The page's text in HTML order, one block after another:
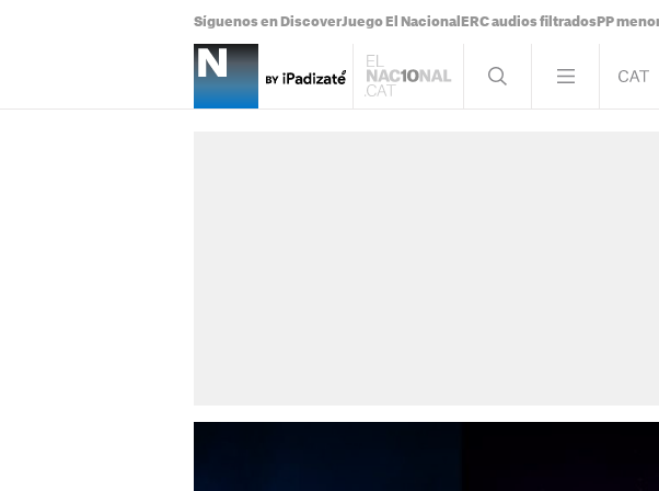
Síguenos en DiscoverJuego El Nacional ERC audios filtrados PP